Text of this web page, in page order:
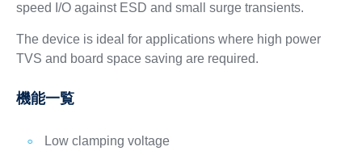
speed I/O against ESD and small surge transients.
The device is ideal for applications where high power
TVS and board space saving are required.
機能一覧
Low clamping voltage